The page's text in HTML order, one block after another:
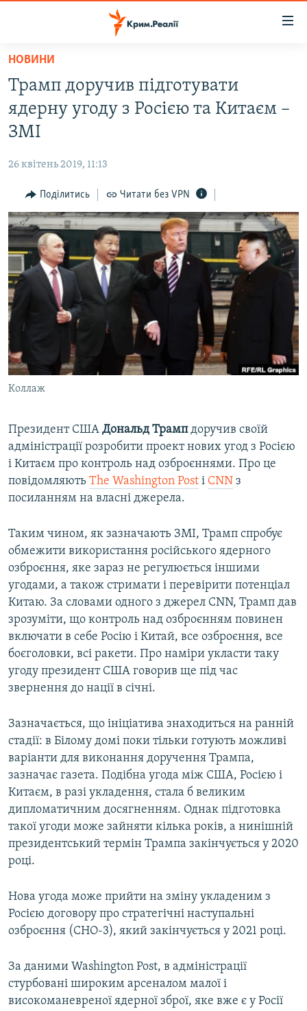
Перейти
основного
матеріалу
Перейти
до
основної
Перейти
до
пошуку
ВОДА.КРИМ
ВІДЕО ТА ФОТО
БЛОГИ
ПОГЛЯД
ІНТЕРВ'Ю
ВСЕ ЗА ДЕНЬ
СПЕЦПРОЕКТИ
ДЕПОРТАЦІЯ
ВІДЕОУРОКИ «ELIFBE»
СВІДЧЕННЯ ОКУПАЦІЇ
УКРАЇНСЬКА ПРОБЛЕМА КРИМУ
ІНФОГРАФІКА
ЯК ОБІЙТИ БЛОКУВАННЯ
Русский
Qırımtatar
ДОЛУЧАЙСЯ!
Усі сайти RFE/RL
НОВИНИ
Трамп доручив підготувати
ядерну угоду з Росією та Китаєм –
ЗМІ
26 квітень 2019, 11:13
Поділитись Читати без VPN
Коллаж
Президент США Дональд Трампдоручив своїй
адміністрації розробити проект нових угод з Росією
і Китаєм про контроль над озброєннями. Про це
повідомляють The Washington Post і CNN з
посиланням на власні джерела.
Таким чином, як зазначають ЗМІ, Трамп спробує
обмежити використання російського ядерного
озброєння, яке зараз не регулюється іншими
угодами, а також стримати і перевірити потенціал
Китаю. За словами одного з джерел CNN, Трамп дав
зрозуміти, що контроль над озброєнням повинен
включати в себе Росію і Китай, все озброєння, все
боєголовки, всі ракети. Про наміри укласти таку
угоду президент США говорив ще під час
звернення до нації в січні.
Зазначається, що ініціатива знаходиться на ранній
стадії: в Білому домі поки тільки готують можливі
варіанти для виконання доручення Трампа,
зазначає газета. Подібна угода між США, Росією і
Китаєм, в разі укладення, стала б великим
дипломатичним досягненням. Однак підготовка
такої угоди може зайняти кілька років, а нинішній
президентський термін Трампа закінчується у 2020
році.
Нова угода може прийти на зміну укладеним з
Росією договору про стратегічні наступальні
озброєння (СНО-3), який закінчується у 2021 році.
За даними Washington Post, в адміністрації
стурбовані широким арсеналом малої і
високоманевреної ядерної зброї, яке вже є у Росії